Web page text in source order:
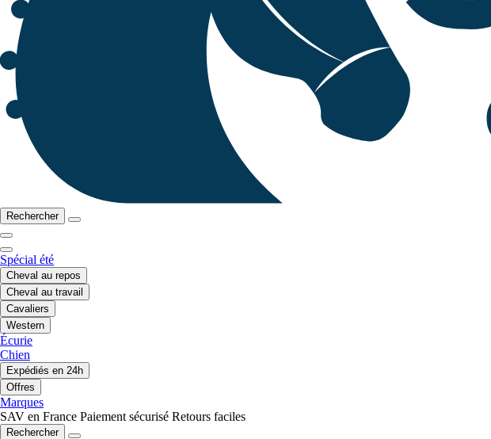
Rechercher
Spécial été
Cheval au repos
Cheval au travail
Cavaliers
Western
Écurie
Chien
Expédiés en 24h
Offres
Marques
SAV en France Paiement sécurisé Retours faciles
Rechercher